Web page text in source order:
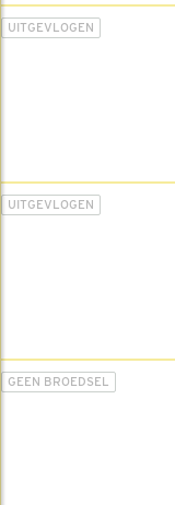
UITGEVLOGEN
UITGEVLOGEN
GEEN BROEDSEL